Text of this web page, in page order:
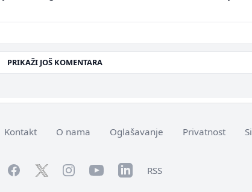
PRIKAŽI JOŠ KOMENTARA
Kontakt O nama Oglašavanje Privatnost
FacebookTwitterInstagramYouTubeLinkedInRSS